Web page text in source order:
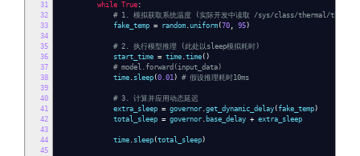
31
32
33
34
35
36
37
38
39
40
41
42
43
44
45
while True :
# 1. 模拟获取系统温度 (实际开发中读取 /sys/class/thermal/
fake_temp = random .uniform (70 , 95)
# 2. 执行模型推理 (此处以sleep模拟耗时)
start_time = time .time ()
# model.forward(input_data)
time . sleep (0.01) # 假设推理耗时10ms
# 3. 计算并应用动态延迟
extra_sleep = governor .get_dynamic_delay (fake_temp)
total_sleep = governor . base_delay + extra_sleep
time . sleep (total_sleep)